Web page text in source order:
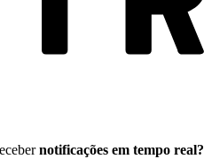
notificações em tempo real?